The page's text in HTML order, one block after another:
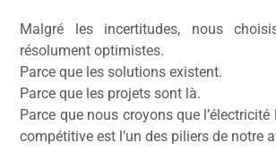
Malgré les incertitudes, nous
résolument optimistes.
Parce que les solutions existent.
Parce que les projets sont là.
Parce que nous croyons que
compétitive est l’un des piliers de notre